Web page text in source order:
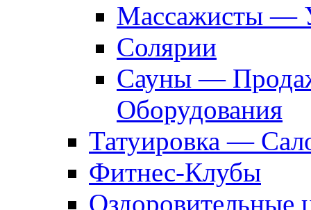
Массажисты —
Солярии
Сауны —
Оборудования
Татуировка —
Фитнес-Клубы
Оздоровительные